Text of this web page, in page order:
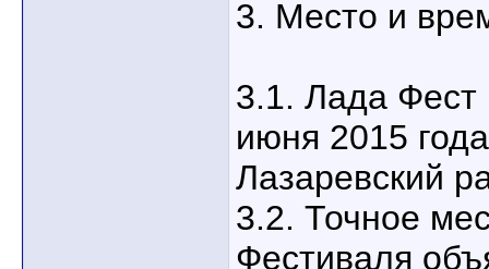
3. Место и
3.1. Лада Фест
июня 2015
Лазаревский
3.2. Точное
Фестиваля